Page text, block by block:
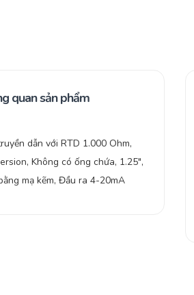
quan sản phẩm
dẫn với RTD 1.000 Ohm,
Không có ống chứa, 1.25″,
mạ kẽm, Đầu ra 4-20mA